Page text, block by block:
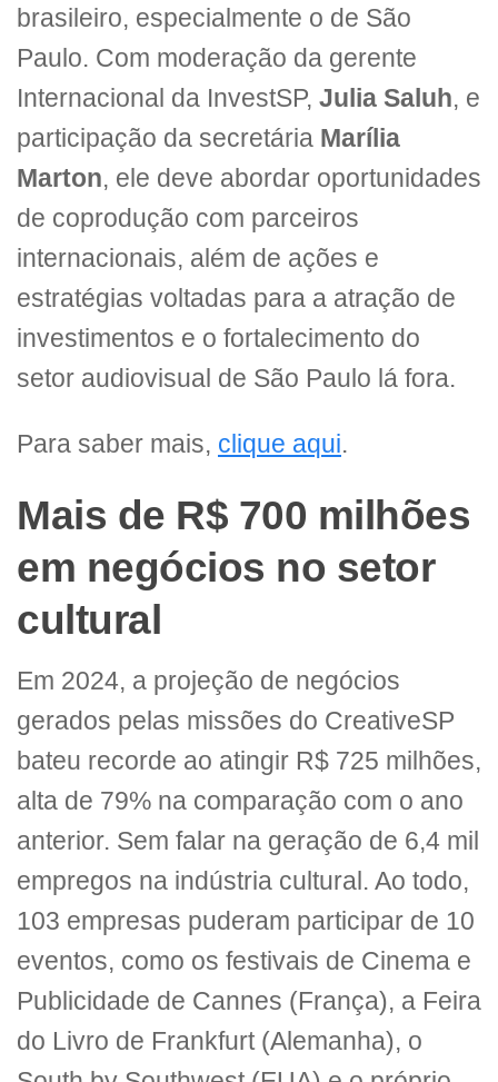
brasileiro, especialmente o de São
Paulo. Com moderação da gerente
Internacional da InvestSP, Julia Saluh, e
participação da secretária Marília
Marton, ele deve abordar oportunidades
de coprodução com parceiros
internacionais, além de ações e
estratégias voltadas para a atração de
investimentos e o fortalecimento do
setor audiovisual de São Paulo lá fora.
Para saber mais, clique aqui.
Mais de R$ 700 milhões
em negócios no setor
cultural
Em 2024, a projeção de negócios
gerados pelas missões do CreativeSP
bateu recorde ao atingir R$ 725 milhões,
alta de 79% na comparação com o ano
anterior. Sem falar na geração de 6,4 mil
empregos na indústria cultural. Ao todo,
103 empresas puderam participar de 10
eventos, como os festivais de Cinema e
Publicidade de Cannes (França), a Feira
do Livro de Frankfurt (Alemanha), o